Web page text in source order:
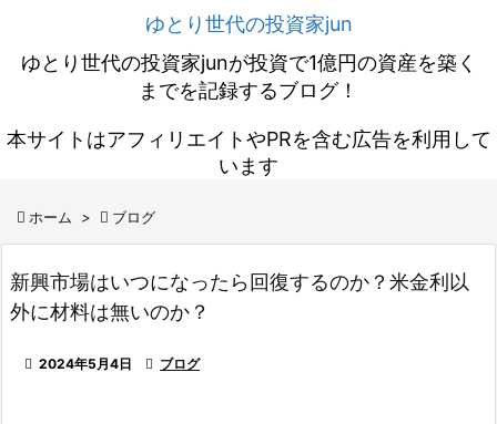
ゆとり世代の投資家jun
ゆとり世代の投資家junが投資で1億円の資産を築く
までを記録するブログ！
本サイトはアフィリエイトやPRを含む広告を利用して
います
 ホーム >  ブログ
新興市場はいつになったら回復するのか？米金利以
外に材料は無いのか？
 2024年5月4日  ブログ